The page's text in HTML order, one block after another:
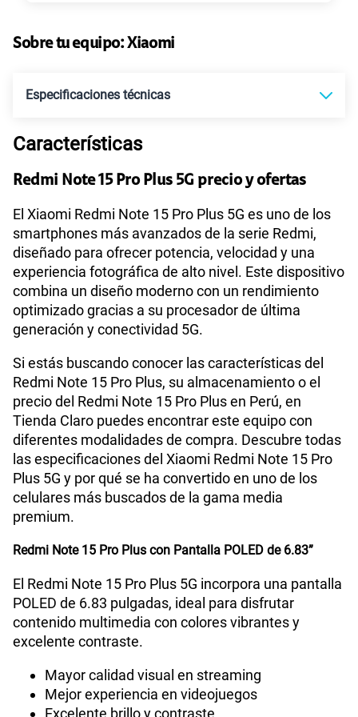
Sobre tu equipo:Xiaomi
Especificaciones técnicas
Tecnología de Pantalla
Sistema operativo Android 15
Procesador
Qualcomm SM7635-AC Snapdragon 7s Gen 4
(4 nm)
Tamaño de Pantalla
WiFI
Peso 210 gr
Bluetooth
Cámara de fotos Principal 200Mpx+8 Mpx
Cámara de fotos Frontal
Radio FM
Características
Redmi Note 15 Pro Plus 5G precio y ofertas
El Xiaomi Redmi Note 15 Pro Plus 5G es uno de los
smartphones más avanzados de la serie Redmi,
diseñado para ofrecer potencia, velocidad y una
experiencia fotográfica de alto nivel. Este dispositivo
combina un diseño moderno con un rendimiento
optimizado gracias a su procesador de última
generación y conectividad 5G.
Si estás buscando conocer las características del
Redmi Note 15 Pro Plus, su almacenamiento o el
precio del Redmi Note 15 Pro Plus en Perú, en
Tienda Claro puedes encontrar este equipo con
diferentes modalidades de compra. Descubre todas
las especificaciones del Xiaomi Redmi Note 15 Pro
Plus 5G y por qué se ha convertido en uno de los
celulares más buscados de la gama media
premium.
Redmi Note 15 Pro Plus con Pantalla POLED de 6.83”
El Redmi Note 15 Pro Plus 5G incorpora una pantalla
POLED de 6.83 pulgadas, ideal para disfrutar
contenido multimedia con colores vibrantes y
excelente contraste.
Mayor calidad visual en streaming
Mejor experiencia en videojuegos
Excelente brillo y contraste